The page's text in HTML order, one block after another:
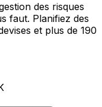
des risques
faut. Planifiez des
et plus de 190